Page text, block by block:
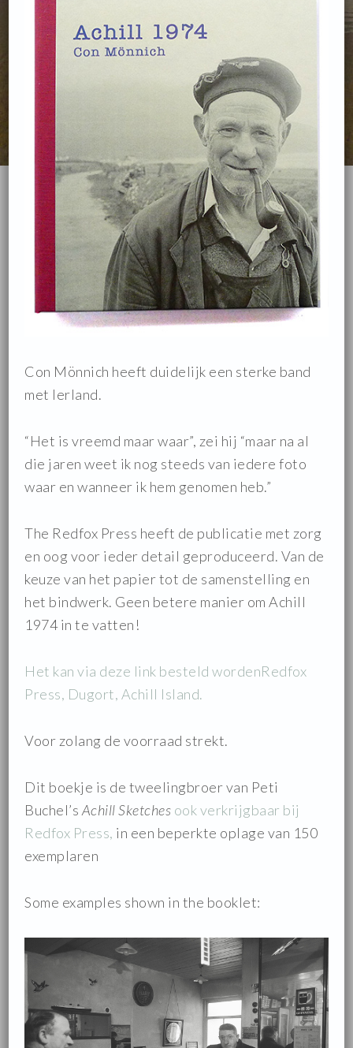
Con Mönnich heeft duidelijk een sterke band
met Ierland.
“Het is vreemd maar waar”, zei hij “maar na al
die jaren weet ik nog steeds van iedere foto
waar en wanneer ik hem genomen heb.”
The Redfox Press heeft de publicatie met zorg
en oog voor ieder detail geproduceerd. Van de
keuze van het papier tot de samenstelling en
het bindwerk. Geen betere manier om Achill
1974 in te vatten!
Het kan via deze link besteld wordenRedfox
Press, Dugort, Achill Island.
Voor zolang de voorraad strekt.
Dit boekje is de tweelingbroer van Peti
Buchel’s Achill Sketches ook verkrijgbaar bij
Redfox Press, in een beperkte oplage van 150
exemplaren
Some examples shown in the booklet: